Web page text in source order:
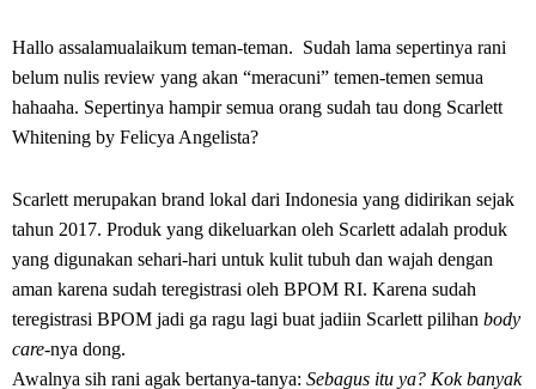
­­­­­­Hallo assalamualaikum teman-teman. Sudah lama sepertinya rani
belum nulis review yang akan “meracuni” temen-temen semua
hahaaha. Sepertinya hampir semua orang sudah tau dong Scarlett
Whitening by Felicya Angelista?
Scarlett merupakan brand lokal dari Indonesia yang didirikan sejak
tahun 2017. Produk yang dikeluarkan oleh Scarlett adalah produk
yang digunakan sehari-hari untuk kulit tubuh dan wajah dengan
aman karena sudah teregistrasi oleh BPOM RI. Karena sudah
teregistrasi BPOM jadi ga ragu lagi buat jadiin Scarlett pilihan body
care-nya dong.
Awalnya sih rani agak bertanya-tanya: Sebagus itu ya? Kok banyak